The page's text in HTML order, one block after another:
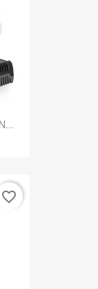
favorite_border